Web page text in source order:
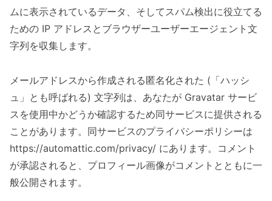
ムに表示されているデータ、そしてスパム検出に役立てる
ための IP アドレスとブラウザーユーザーエージェント文
字列を収集します。
メールアドレスから作成される匿名化された (「ハッシ
ュ」とも呼ばれる) 文字列は、あなたが Gravatar サービ
スを使用中かどうか確認するため同サービスに提供される
ことがあります。同サービスのプライバシーポリシーは
https://automattic.com/privacy/ にあります。コメント
が承認されると、プロフィール画像がコメントとともに一
般公開されます。